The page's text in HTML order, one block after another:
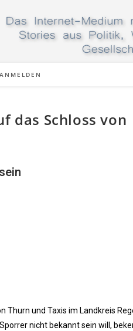
ANMELDEN
das Schloss von
Thurn und Taxis im Landkreis
nicht bekannt sein will,